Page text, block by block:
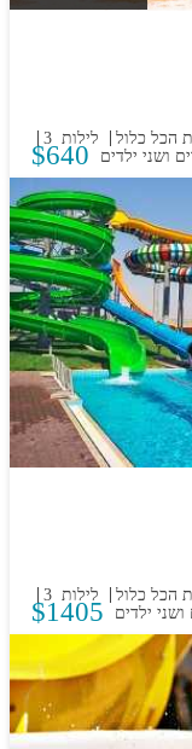
3 לילות הכל כלול
$640 ושני ילדים
3 לילות הכל כלול
$1405 ושני ילדים